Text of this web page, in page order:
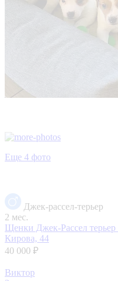
Еще 4 фото
Джек-рассел-терьер
2 мес.
Щенки Джек-Рассел терьер
Кирова, 44
40 000 ₽
Виктор